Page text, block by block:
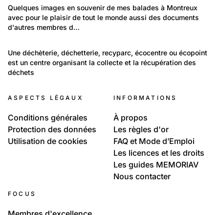
Musique / Sons / Chants/ Danse
Lieux: Vaud
Montreux /Ville Suisse/Canton de Vaud
Quelques images en souvenir de mes balades à Montreux
avec pour le plaisir de tout le monde aussi des documents
d'autres membres d…
Environnement: Transport
Déchèts, tris, recyclages....
Une déchèterie, déchetterie, recyparc, écocentre ou écopoint
est un centre organisant la collecte et la récupération des
déchets
ASPECTS LÉGAUX
Conditions générales
Protection des données
Utilisation de cookies
INFORMATIONS
À propos
Les règles d'or
FAQ et Mode d’Emploi
Les licences et les droits
Les guides MEMORIAV
Nous contacter
FOCUS